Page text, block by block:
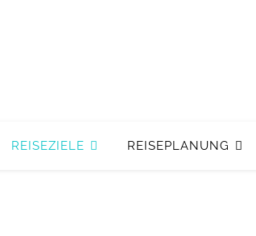
REISEZIELE REISEPLANUNG